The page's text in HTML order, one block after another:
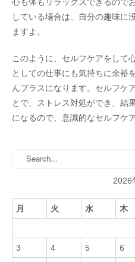
している場合は、自分の趣味に
ますよ。
このように、セルフケアをして
としての仕事にも気持ちに余裕
んプラスになります。セルフケ
とで、ストレス対処ができ、結
になるので、意識的なセルフケ
2026
月 火 水 木
3 4 5 6